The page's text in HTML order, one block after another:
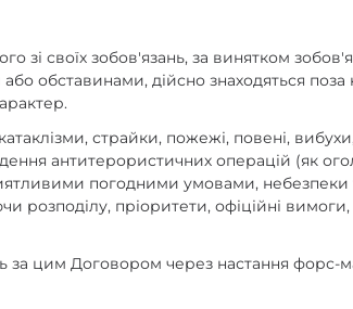
зі своїх зобов'язань, за винятком
обставинами, дійсно знаходяться поза
страйки, пожежі, повені,
антитерористичних операцій (як
погодними умовами, небезпеки
пріоритети, офіційні вимоги,
за цим Договором через настання